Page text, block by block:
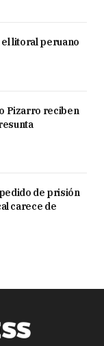
litoral peruano
Pizarro reciben
de prisión
carece de